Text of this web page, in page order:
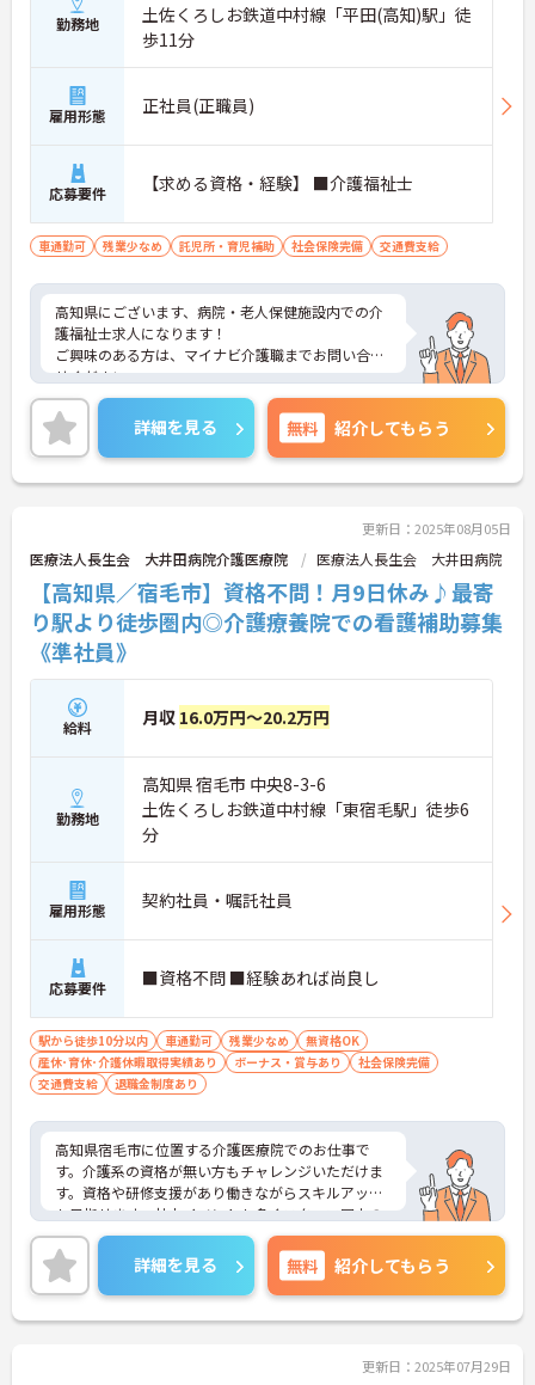
勤務地
土佐くろしお鉄道中村線「平田(高知)駅」徒
歩11分
雇用形態 正社員(正職員)
応募要件 【求める資格・経験】 ■介護福祉士
車通勤可 残業少なめ 託児所・育児補助 社会保険完備 交通費支給
高知県にございます、病院・老人保健施設内での介
護福祉士求人になります！
ご興味のある方は、マイナビ介護職までお問い合わ
せください。
詳細を見る 無料 紹介してもらう
更新日：2025年08月05日
医療法人長生会 大井田病院介護医療院 医療法人長生会 大井田病院
【高知県／宿毛市】資格不問！月9日休み♪最寄
り駅より徒歩圏内◎介護療養院での看護補助募集
《準社員》
給料 月収 16.0万円～20.2万円
勤務地
高知県 宿毛市 中央8-3-6
土佐くろしお鉄道中村線「東宿毛駅」徒歩6
分
雇用形態 契約社員・嘱託社員
応募要件 ■資格不問 ■経験あれば尚良し
駅から徒歩10分以内 車通勤可 残業少なめ
無資格OK
産休･育休･介護休暇取得実績あり
ボーナス・賞与あり
社会保険完備
交通費支給
退職金制度あり
高知県宿毛市に位置する介護医療院でのお仕事で
す。介護系の資格が無い方もチャレンジいただけま
す。資格や研修支援があり働きながらスキルアップ
も目指せます。社内イベントも多くスタッフ同士の
仲も良く、馴染みやすい環境です。ご興味のある方
には、面接対策ポイントなど、さらに詳細をお話し
いたしますのでお気軽にご相談ください！
詳細を見る 無料 紹介してもらう
更新日：2025年07月29日